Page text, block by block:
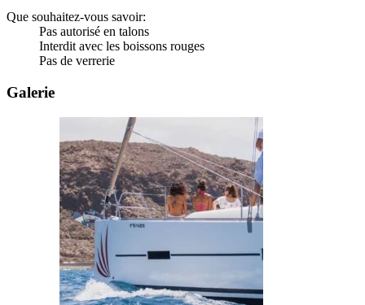
Que souhaitez-vous savoir:
Pas autorisé en talons
Interdit avec les boissons rouges
Pas de verrerie
Galerie